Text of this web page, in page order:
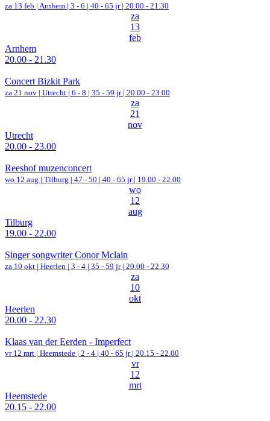
za 13 feb | Arnhem | 3 - 6 | 40 - 65 jr | 20.00 - 21.30
za
13
feb
Arnhem
20.00 - 21.30
Concert Bizkit Park
za 21 nov | Utrecht | 6 - 8 | 35 - 59 jr | 20.00 - 23.00
za
21
nov
Utrecht
20.00 - 23.00
Reeshof muzenconcert
wo 12 aug | Tilburg | 47 - 50 | 40 - 65 jr | 19.00 - 22.00
wo
12
aug
Tilburg
19.00 - 22.00
Singer songwriter Conor Mclain
za 10 okt | Heerlen | 3 - 4 | 35 - 59 jr | 20.00 - 22.30
za
10
okt
Heerlen
20.00 - 22.30
Klaas van der Eerden - Imperfect
vr 12 mrt | Heemstede | 2 - 4 | 40 - 65 jr | 20.15 - 22.00
vr
12
mrt
Heemstede
20.15 - 22.00